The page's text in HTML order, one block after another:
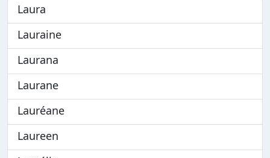
Laura
Lauraine
Laurana
Laurane
Lauréane
Laureen